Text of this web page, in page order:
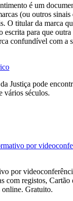
é um
(ou outros
O titular da marca
escrita para que outra
confundível com a
Justiça pode
vários séculos.
por
por
com registos, Cartão
online. Gratuito.